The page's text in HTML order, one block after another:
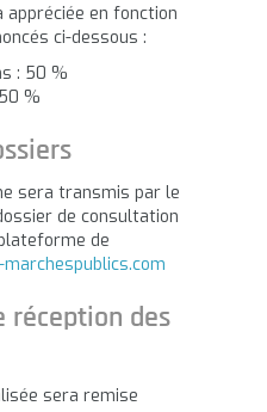
en fonction
ci-dessous :
: 50 %
%
sera transmis par le
de consultation
de
marchespublics.com
réception des
sera remise